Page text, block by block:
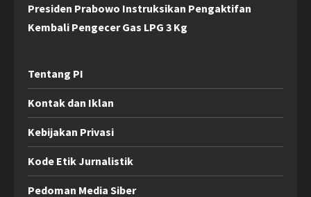
Presiden Prabowo Instruksikan Pengaktifan
Kembali Pengecer Gas LPG 3 Kg
Tentang PI
Kontak dan Iklan
Kebijakan Privasi
Kode Etik Jurnalistik
Pedoman Media Siber